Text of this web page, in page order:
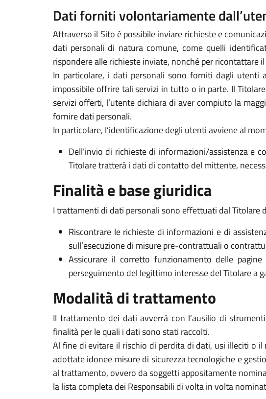
Dati forniti volontariamente
Attraverso il Sito è possibile inviare richieste e
dati personali di natura comune, come quelli
rispondere alle richieste inviate, nonché per
In particolare, i dati personali sono forniti dagli
impossibile offrire tali servizi in tutto o in parte. Il
servizi offerti, l’utente dichiara di aver compiuto la
fornire dati personali.
In particolare, l’identificazione degli utenti avviene al
Dell’invio di richieste di informazioni/assistenza e
Titolare tratterà i dati di contatto del mittente,
Finalità e base giuridica
I trattamenti di dati personali sono effettuati dal Titolare
Riscontrare le richieste di informazioni e di
sull’esecuzione di misure pre-contrattuali o
Assicurare il corretto funzionamento delle
perseguimento del legittimo interesse del Titolare a
Modalità di trattamento
Il trattamento dei dati avverrà con l’ausilio di
finalità per le quali i dati sono stati raccolti.
Al fine di evitare il rischio di perdita di dati, usi illeciti o
adottate idonee misure di sicurezza tecnologiche e
al trattamento, ovvero da soggetti appositamente
la lista completa dei Responsabili di volta in volta